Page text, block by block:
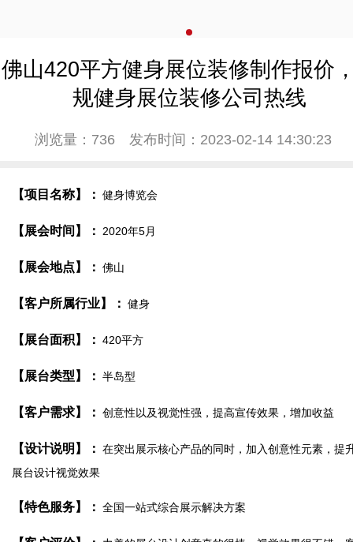
佛山420平方健身展位装修制作报价
规健身展位装修公司热线
浏览量：736 发布时间：2023-02-14 14:30:23
【项目名称】： 健身博览会
【展会时间】： 2020年5月
【展会地点】： 佛山
【客户所属行业】： 健身
【展台面积】： 420平方
【展台类型】： 半岛型
【客户需求】： 创意性以及视觉性强，提高宣传效果，增加收益
【设计说明】： 在突出展示核心产品的同时，加入创意性元素，提
展台设计视觉效果
【特色服务】： 全国一站式综合展示解决方案